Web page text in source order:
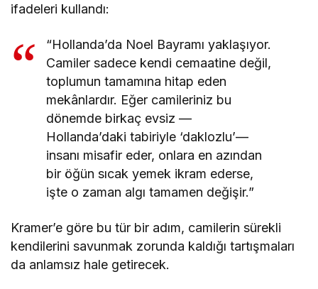
ifadeleri kullandı:
“Hollanda’da Noel Bayramı yaklaşıyor.
Camiler sadece kendi cemaatine değil,
toplumun tamamına hitap eden
mekânlardır. Eğer camileriniz bu
dönemde birkaç evsiz —
Hollanda’daki tabiriyle ‘daklozlu’—
insanı misafir eder, onlara en azından
bir öğün sıcak yemek ikram ederse,
işte o zaman algı tamamen değişir.”
Kramer’e göre bu tür bir adım, camilerin sürekli
kendilerini savunmak zorunda kaldığı tartışmaları
da anlamsız hale getirecek.